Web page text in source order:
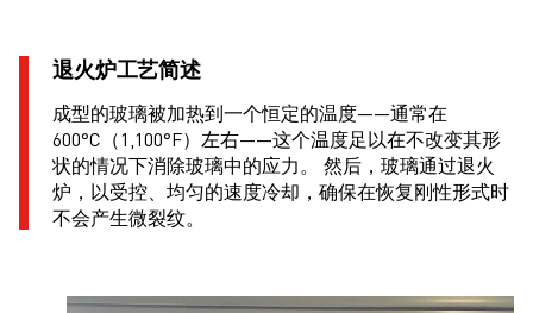
退火炉工艺简述
成型的玻璃被加热到一个恒定的温度——通常在
600°C（1,100°F）左右——这个温度足以在不改变其形
状的情况下消除玻璃中的应力。 然后，玻璃通过退火
炉，以受控、均匀的速度冷却，确保在恢复刚性形式时
不会产生微裂纹。